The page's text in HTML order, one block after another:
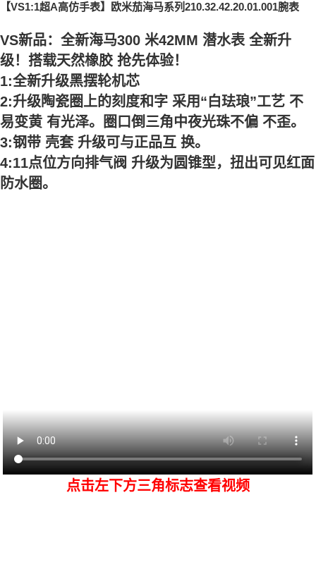
【VS1:1超A高仿手表】欧米茄海马系列210.32.42.20.01.001腕表
VS新品：全新海马300 米42MM 潜水表 全新升
级！搭载天然橡胶 抢先体验！
1:全新升级黑摆轮机芯
2:升级陶瓷圈上的刻度和字 采用“白珐琅”工艺 不
易变黄 有光泽。圈口倒三角中夜光珠不偏 不歪。
3:钢带 壳套 升级可与正品互 换。
4:11点位方向排气阀 升级为圆锥型，扭出可见红面
防水圈。
点击左下方三角标志查看视频